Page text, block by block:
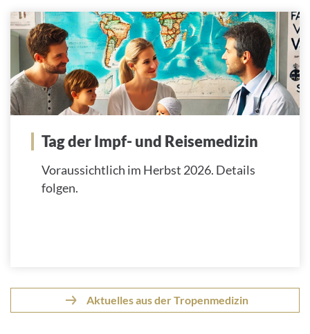
Tag der Impf- und Reisemedizin
Voraussichtlich im Herbst 2026. Details
folgen.
Aktuelles aus der Tropenmedizin